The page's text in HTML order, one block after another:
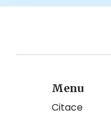
Menu
Citace